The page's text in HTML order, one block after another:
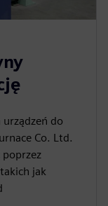
do
Co. Ltd.
jak